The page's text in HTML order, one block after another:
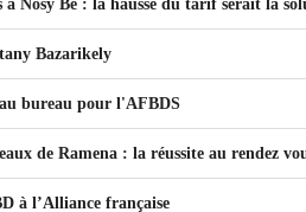
à Nosy Be : la hausse du tarif serait la
Bazarikely
bureau pour l'AFBDS
de Ramena : la réussite au rendez
à l’Alliance française